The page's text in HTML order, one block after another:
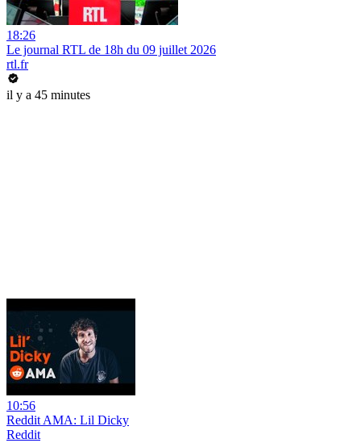
18:26
Le journal RTL de 18h du 09 juillet 2026
rtl.fr
il y a 45 minutes
10:56
Reddit AMA: Lil Dicky
Reddit